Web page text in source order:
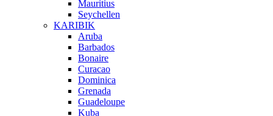
Mauritius
Seychellen
KARIBIK
Aruba
Barbados
Bonaire
Curacao
Dominica
Grenada
Guadeloupe
Kuba